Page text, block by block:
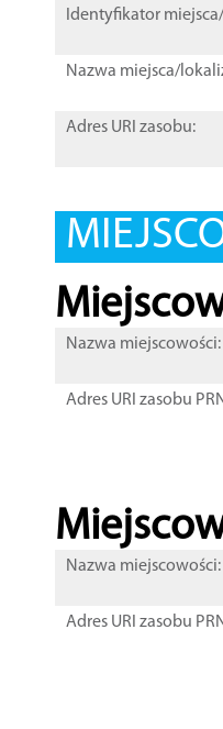
Identyfikator
Nazwa miejsca/
Adres URI zasobu:
Nazwa miejscowości:
Adres URI zasobu
Nazwa miejscowości:
Adres URI zasobu